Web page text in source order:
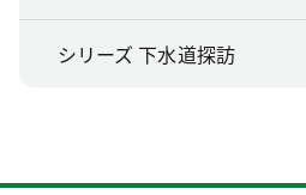
シリーズ 下水道探訪